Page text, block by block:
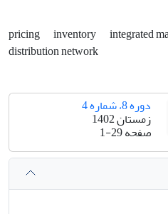
pricing inventory integrated
distribution network
دوره 8، شماره 4
زمستان 1402
صفحه1-29